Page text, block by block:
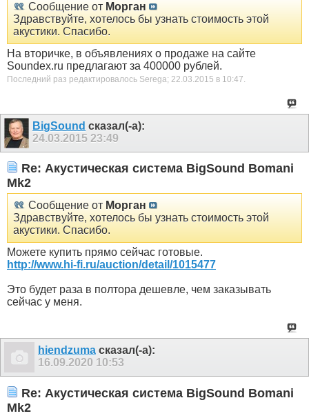
Сообщение от Морган
Здравствуйте, хотелось бы узнать стоимость этой
акустики. Спасибо.
На вторичке, в объявлениях о продаже на сайте
Soundex.ru предлагают за 400000 рублей.
Последний раз редактировалось Serega; 22.03.2015 в 10:47.
BigSound сказал(-а):
24.03.201523:49
Re: Акустическая система BigSound Bomani
Mk2
Сообщение от Морган
Здравствуйте, хотелось бы узнать стоимость этой
акустики. Спасибо.
Можете купить прямо сейчас готовые.
http://www.hi-fi.ru/auction/detail/1015477
Это будет раза в полтора дешевле, чем заказывать
сейчас у меня.
hiendzuma сказал(-а):
16.09.2020 10:53
Re: Акустическая система BigSound Bomani
Mk2